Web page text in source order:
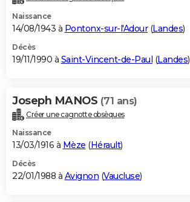
Naissance
14/08/1943 à Pontonx-sur-l'Adour(Landes)
Décès
19/11/1990 à Saint-Vincent-de-Paul (Landes)
Joseph MANOS (71 ans)
Créer une cagnotte obsèques
Naissance
13/03/1916 à Mèze (Hérault)
Décès
22/01/1988 à Avignon (Vaucluse)